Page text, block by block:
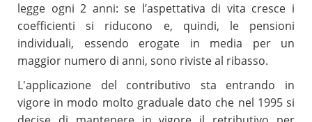
legge ogni 2 anni: se l’aspettativa di vita cresce i
coefficienti si riducono e, quindi, le pensioni
individuali, essendo erogate in media per un
maggior numero di anni, sono riviste al ribasso.
L'applicazione del contributivo sta entrando in
vigore in modo molto graduale dato che nel 1995 si